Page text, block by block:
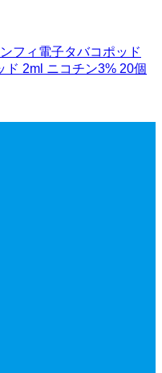
フィ電子タバコポッド
ド 2ml ニコチン3% 20個